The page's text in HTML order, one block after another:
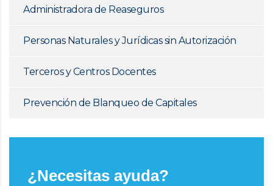
Administradora de Reaseguros
Personas Naturales y Jurídicas sin Autorización
Terceros y Centros Docentes
Prevención de Blanqueo de Capitales
¿Necesitas ayuda?